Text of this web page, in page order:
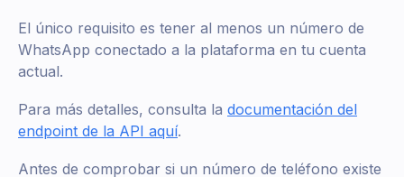
El único requisito es tener al menos un número de
WhatsApp conectado a la plataforma en tu cuenta
actual.
Para más detalles, consulta la documentación del
endpoint de la API aquí.
Antes de comprobar si un número de teléfono existe